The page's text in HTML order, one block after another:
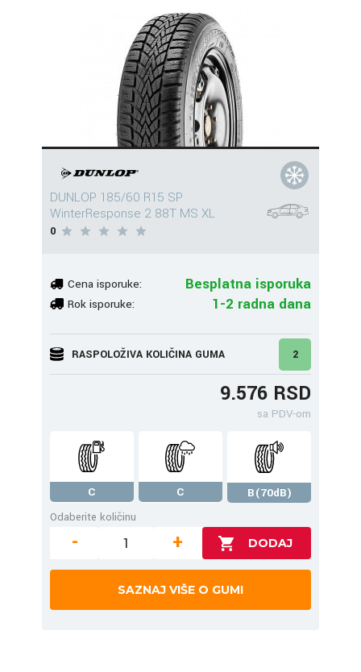
DUNLOP 185/60 R15 SP
WinterResponse 2 88T MS XL
0
Cena isporuke: Besplatna isporuka
Rok isporuke: 1-2 radna dana
RASPOLOŽIVA KOLIČINA GUMA 2
9.576 RSD
sa PDV-om
C C
B(70dB)
Odaberite količinu
- +
SAZNAJ VIŠE O GUMI